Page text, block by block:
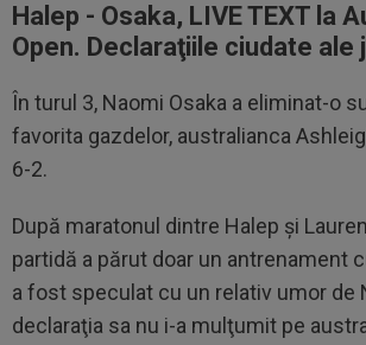
Halep - Osaka, LIVE TEXT la
Open. Declaraţiile ciudate ale
În turul 3, Naomi Osaka a eliminat-o
favorita gazdelor, australianca
6-2.
După maratonul dintre Halep şi
partidă a părut doar un antrenament
a fost speculat cu un relativ umor de
declaraţia sa nu i-a mulţumit pe